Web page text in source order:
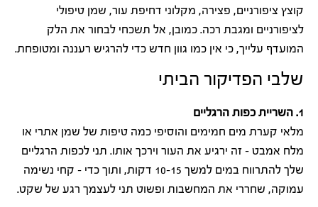
קוצץ ציפורניים, פצירה, מקלוני דחיפת עור, שמן טיפולי
לציפורניים ומגבת רכה. כמובן, אל תשכחי לבחור את הלק
המועדף עלייך, כי אין כמו גוון חדש כדי להרגיש רעננה ומטופחת.
שלבי הפדיקור הביתי
1. השריית כפות הרגליים
מלאי קערת מים חמימים והוסיפי כמה טיפות של שמן אתרי או
מלח אמבט – זה ירגיע את העור וירכך אותו. תני לכפות הרגליים
שלך להתרווח במים למשך 10-15 דקות, ותוך כדי – קחי נשימה
עמוקה, שחררי את המחשבות ופשוט תני לעצמך רגע של שקט.